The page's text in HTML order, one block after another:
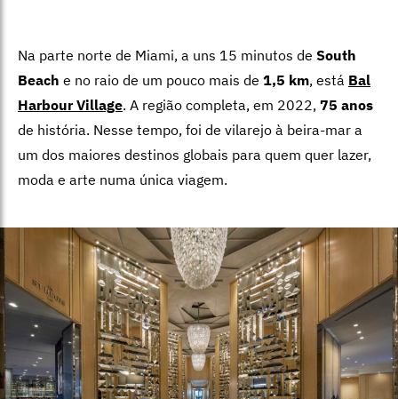
Na parte norte de Miami, a uns 15 minutos de South
Beach e no raio de um pouco mais de 1,5 km, está Bal
Harbour Village. A região completa, em 2022, 75 anos
de história. Nesse tempo, foi de vilarejo à beira-mar a
um dos maiores destinos globais para quem quer lazer,
moda e arte numa única viagem.